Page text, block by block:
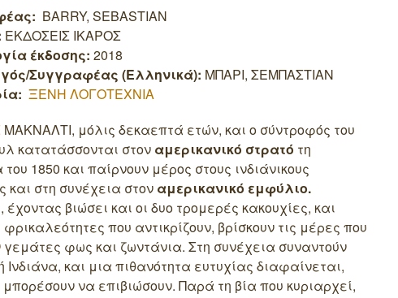
BARRY, SEBASTIAN
ΕΚΔΟΣΕΙΣ ΙΚΑΡΟΣ
έκδοσης: 2018
Συγγραφέας (Ελληνικά): ΜΠΑΡΙ, ΣΕΜΠΑΣΤΙΑΝ
ΞΕΝΗ ΛΟΓΟΤΕΧΝΙΑ
μόλις δεκαεπτά ετών, και ο σύντροφός του
κατατάσσονται στον αμερικανικό στρατό τη
1850 και παίρνουν μέρος στους ινδιάνικους
και στη συνέχεια στον αμερικανικό εμφύλιο.
βιώσει και οι δυο τρομερές κακουχίες, και
που αντικρίζουν, βρίσκουν τις μέρες που
γεμάτες φως και ζωντάνια. Στη συνέχεια συναντούν
Ινδιάνα, και μια πιθανότητα ευτυχίας διαφαίνεται,
να επιβιώσουν. Παρά τη βία που κυριαρχεί,